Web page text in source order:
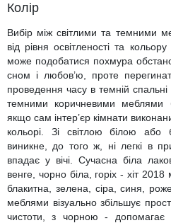
Колір
Вибір між світлими та темними
від рівня освітленості та
може подобатися похмура
сном і любов’ю, проте
проведення часу в темній
темними коричневими меблями
якщо сам інтер’єр кімнати
кольорі. Зі світлою білою
виникне, до того ж, ні легкі в
впадає у вічі. Сучасна біла
венге, чорно біла, горіх - хіт
блакитна, зелена, сіра, синя,
меблями візуально збільшує
чистоти, з чорною - допомагає